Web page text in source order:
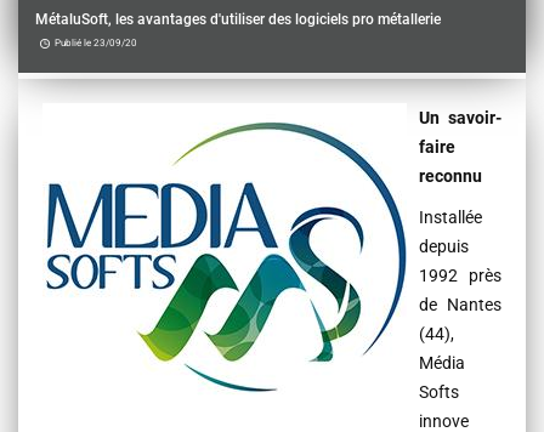
MétaluSoft, les avantages d'utiliser des logiciels pro métallerie
Publié le 23/09/20
Un savoir-
faire
reconnu
Installée
depuis
1992 près
de Nantes
(44),
Média
Softs
innove